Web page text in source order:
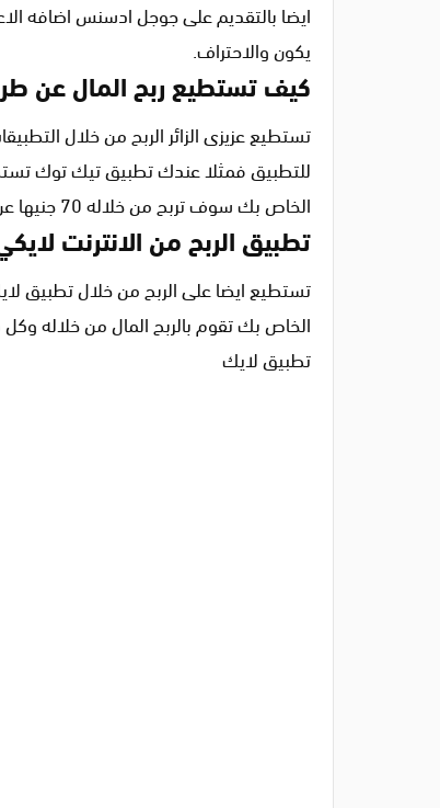
يكون والاحتراف.
كيف تستطيع ربح المال عن
تستطيع عزيزى الزائر الربح من خلال
للتطبيق فمثلا عندك تطبيق تيك توك
الخاص بك سوف تربح من خلاله 70 جنيها عن كل شخص يقوم بتحميل من خلال رابطه الشخصي الذي قمت بنشره من خلال السوشيال ميديا.
تطبيق الربح من الانترنت
تستطيع ايضا على الربح من خلال تطبيق
الخاص بك تقوم بالربح المال من خلاله
تطبيق لايك